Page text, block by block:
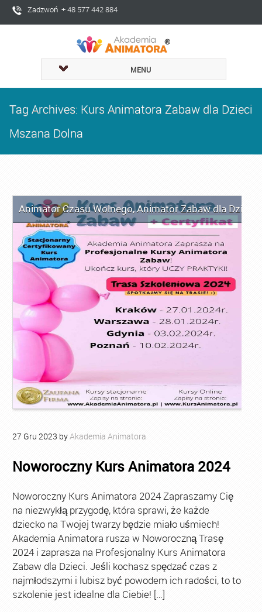
Zadzwoń + 48 577 442 884
MENU
Tag Archives: Kurs Animatora Zabaw dla Dzieci
Mszana Dolna
Animator Czasu Wolnego,Animator Zabaw dla Dzieci
27 Gru 2023 byAkademia Animatora
Noworoczny Kurs Animatora 2024
Noworoczny Kurs Animatora 2024 Zapraszamy Cię
na niezwykłą przygodę, która sprawi, że każde
dziecko na Twojej twarzy będzie miało uśmiech!
Akademia Animatora rusza w Noworoczną Trasę
2024 i zaprasza na Profesjonalny Kurs Animatora
Zabaw dla Dzieci. Jeśli kochasz spędzać czas z
najmłodszymi i lubisz być powodem ich radości, to to
szkolenie jest idealne dla Ciebie! […]